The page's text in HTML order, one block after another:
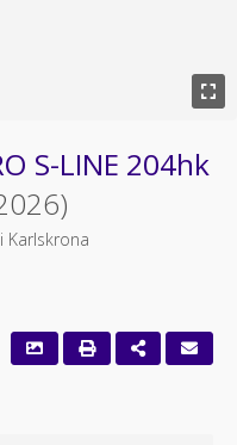
S-LINE 204hk
Karlskrona